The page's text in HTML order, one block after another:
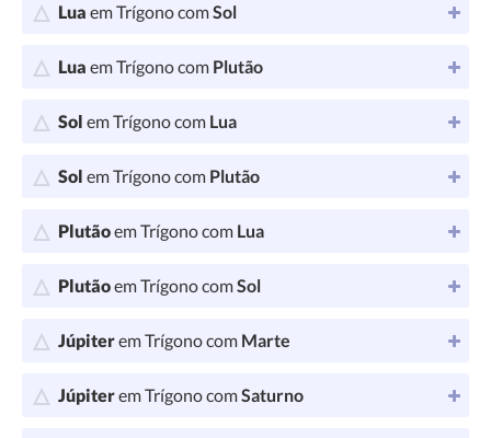
Lua em Trígono comSol
Lua em Trígono com Plutão
Sol em Trígono com Lua
Sol em Trígono com Plutão
Plutãoem Trígono com Lua
Plutãoem Trígono comSol
Júpiterem Trígono com Marte
Júpiterem Trígono comSaturno